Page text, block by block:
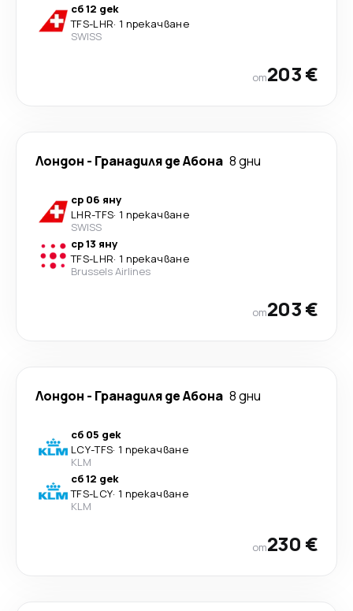
сб 12 дек
TFS-LHR· 1 прекачване
SWISS
от203 €
Лондон - Гранадиля де Абона 8 дни
ср 06 яну
LHR-TFS· 1 прекачване
SWISS
ср 13 яну
TFS-LHR· 1 прекачване
Brussels Airlines
от203 €
Лондон - Гранадиля де Абона 8 дни
сб 05 дек
LCY-TFS· 1 прекачване
KLM
сб 12 дек
TFS-LCY· 1 прекачване
KLM
от230 €